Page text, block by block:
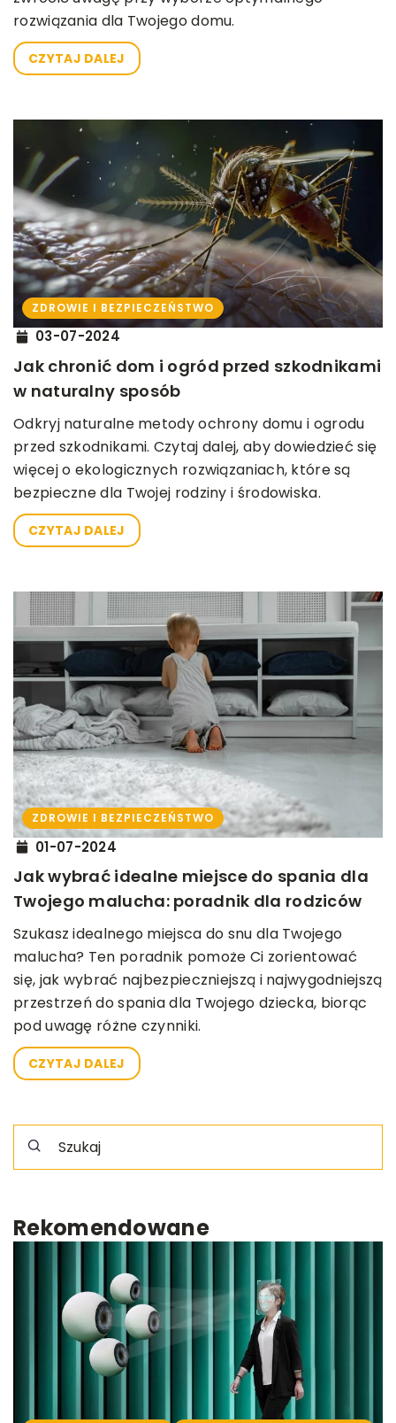
rozwiązania dla Twojego domu.
CZYTAJ DALEJ
ZDROWIE I BEZPIECZEŃSTWO
03-07-2024
Jak chronić dom i ogród przed szkodnikami
w naturalny sposób
Odkryj naturalne metody ochrony domu i ogrodu
przed szkodnikami. Czytaj dalej, aby dowiedzieć się
więcej o ekologicznych rozwiązaniach, które są
bezpieczne dla Twojej rodziny i środowiska.
CZYTAJ DALEJ
ZDROWIE I BEZPIECZEŃSTWO
01-07-2024
Jak wybrać idealne miejsce do spania dla
Twojego malucha: poradnik dla rodziców
Szukasz idealnego miejsca do snu dla Twojego
malucha? Ten poradnik pomoże Ci zorientować
się, jak wybrać najbezpieczniejszą i najwygodniejszą
przestrzeń do spania dla Twojego dziecka, biorąc
pod uwagę różne czynniki.
CZYTAJ DALEJ
Rekomendowane